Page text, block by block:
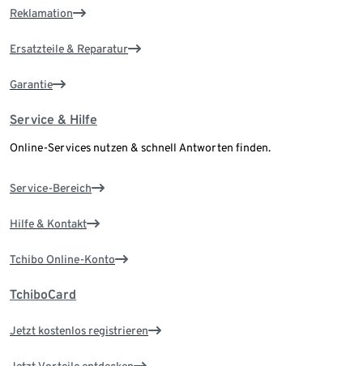
Reklamation
Ersatzteile & Reparatur
Garantie
Service & Hilfe
Online-Services nutzen & schnell Antworten finden.
Service-Bereich
Hilfe & Kontakt
Tchibo Online-Konto
TchiboCard
Jetzt kostenlos registrieren